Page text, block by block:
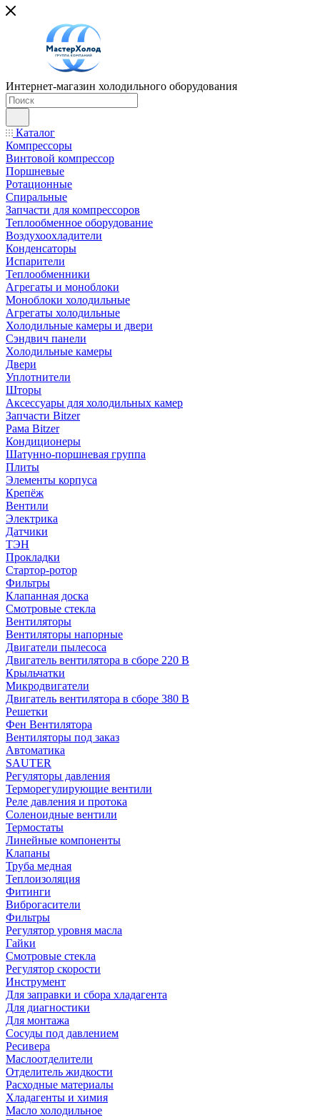
Интернет-магазин холодильного оборудования
Каталог
Компрессоры
Винтовой компрессор
Поршневые
Ротационные
Спиральные
Запчасти для компрессоров
Теплообменное оборудование
Воздухоохладители
Конденсаторы
Испарители
Теплообменники
Агрегаты и моноблоки
Моноблоки холодильные
Агрегаты холодильные
Холодильные камеры и двери
Сэндвич панели
Холодильные камеры
Двери
Уплотнители
Шторы
Аксессуары для холодильных камер
Запчасти Bitzer
Рама Bitzer
Кондиционеры
Шатунно-поршневая группа
Плиты
Элементы корпуса
Крепёж
Вентили
Электрика
Датчики
ТЭН
Прокладки
Стартор-ротор
Фильтры
Клапанная доска
Смотровые стекла
Вентиляторы
Вентиляторы напорные
Двигатели пылесоса
Двигатель вентилятора в сборе 220 В
Крыльчатки
Микродвигатели
Двигатель вентилятора в сборе 380 В
Решетки
Фен Вентилятора
Вентиляторы под заказ
Автоматика
SAUTER
Регуляторы давления
Терморегулирующие вентили
Реле давления и протока
Соленоидные вентили
Термостаты
Линейные компоненты
Клапаны
Труба медная
Теплоизоляция
Фитинги
Виброгасители
Фильтры
Регулятор уровня масла
Гайки
Смотровые стекла
Регулятор скорости
Инструмент
Для заправки и сбора хладагента
Для диагностики
Для монтажа
Сосуды под давлением
Ресивера
Маслоотделители
Отделитель жидкости
Расходные материалы
Хладагенты и химия
Масло холодильное